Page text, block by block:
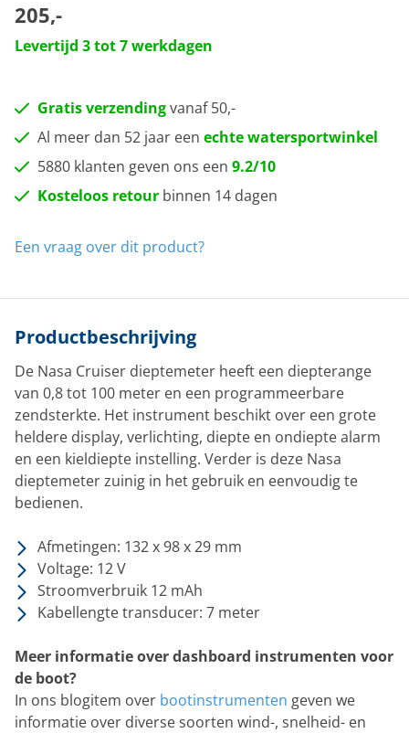
205,-
Levertijd 3 tot 7 werkdagen
Gratis verzendingvanaf 50,-
Al meer dan 52 jaar een echte watersportwinkel
5880 klanten geven ons een 9.2/10
Kosteloos retour binnen 14 dagen
Een vraag over dit product?
Productbeschrijving
De Nasa Cruiser dieptemeter heeft een diepterange
van 0,8 tot 100 meter en een programmeerbare
zendsterkte. Het instrument beschikt over een grote
heldere display, verlichting, diepte en ondiepte alarm
en een kieldiepte instelling. Verder is deze Nasa
dieptemeter zuinig in het gebruik en eenvoudig te
bedienen.
Afmetingen: 132 x 98 x 29 mm
Voltage: 12 V
Stroomverbruik 12 mAh
Kabellengte transducer: 7 meter
Meer informatie over dashboard instrumenten voor
de boot?
In ons blogitem over bootinstrumenten geven we
informatie over diverse soorten wind-, snelheid- en